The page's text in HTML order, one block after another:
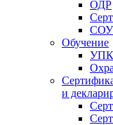
ОДР
Обучение
УПК
и